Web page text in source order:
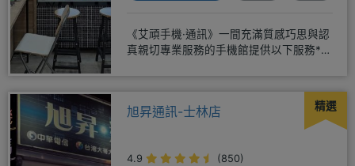
《艾頑手機·通訊》一間充滿質感巧思與認
真親切專業服務的手機館提供以下服務*免
精選
旭昇通訊-士林店
4.9
(850)